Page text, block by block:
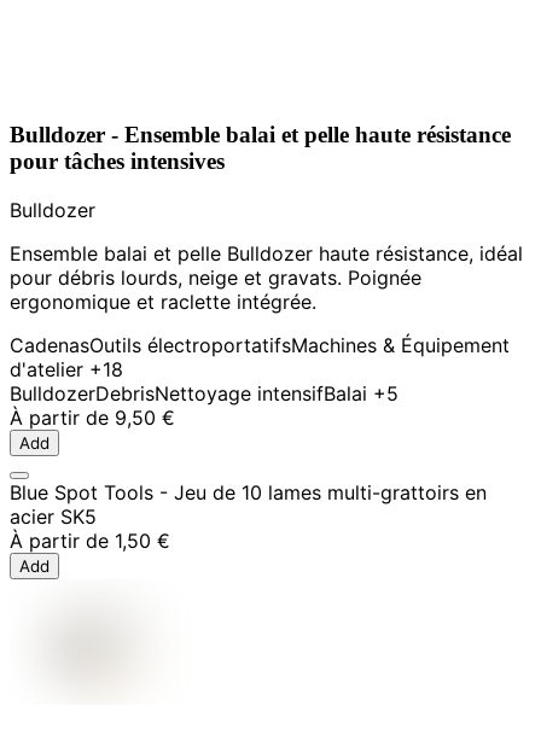
Bulldozer - Ensemble balai et pelle haute résistance
pour tâches intensives
Bulldozer
Ensemble balai et pelle Bulldozer haute résistance, idéal
pour débris lourds, neige et gravats. Poignée
ergonomique et raclette intégrée.
CadenasOutils électroportatifsMachines & Équipement
d'atelier +18
BulldozerDebrisNettoyage intensifBalai +5
À partir de 9,50 €
Add
Blue Spot Tools - Jeu de 10 lames multi-grattoirs en
acier SK5
À partir de 1,50 €
Add